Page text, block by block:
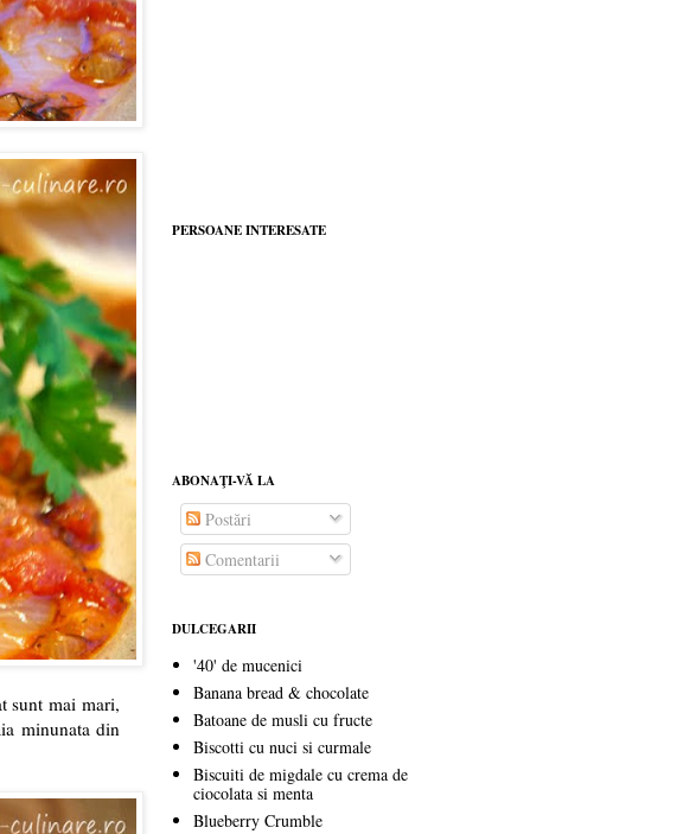
sunt mai mari,
minunata din
PERSOANE INTERESATE
ABONAŢI-VĂ LA
Postări
Comentarii
DULCEGARII
'40' de mucenici
Banana bread & chocolate
Batoane de musli cu fructe
Biscotti cu nuci si curmale
Biscuiti de migdale cu crema de
ciocolata si menta
Blueberry Crumble